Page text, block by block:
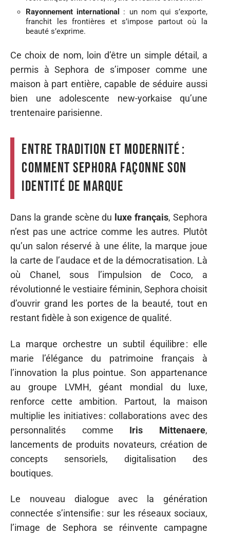
Rayonnement international
: un nom qui s’exporte,
franchit les frontières et s’impose partout où la
beauté s’exprime.
Ce choix de nom, loin d’être un simple détail, a
permis à Sephora de s’imposer comme une
maison à part entière, capable de séduire aussi
bien une adolescente new-yorkaise qu’une
trentenaire parisienne.
Entre tradition et modernité :
comment Sephora façonne son
identité de marque
Dans la grande scène du luxe français, Sephora
n’est pas une actrice comme les autres. Plutôt
qu’un salon réservé à une élite, la marque joue
la carte de l’audace et de la démocratisation. Là
où Chanel, sous l’impulsion de Coco, a
révolutionné le vestiaire féminin, Sephora choisit
d’ouvrir grand les portes de la beauté, tout en
restant fidèle à son exigence de qualité.
La marque orchestre un subtil équilibre : elle
marie l’élégance du patrimoine français à
l’innovation la plus pointue. Son appartenance
au groupe LVMH, géant mondial du luxe,
renforce cette ambition. Partout, la maison
multiplie les initiatives : collaborations avec des
personnalités comme Iris Mittenaere,
lancements de produits novateurs, création de
concepts sensoriels, digitalisation des
boutiques.
Le nouveau dialogue avec la génération
connectée s’intensifie : sur les réseaux sociaux,
l’image de Sephora se réinvente campagne